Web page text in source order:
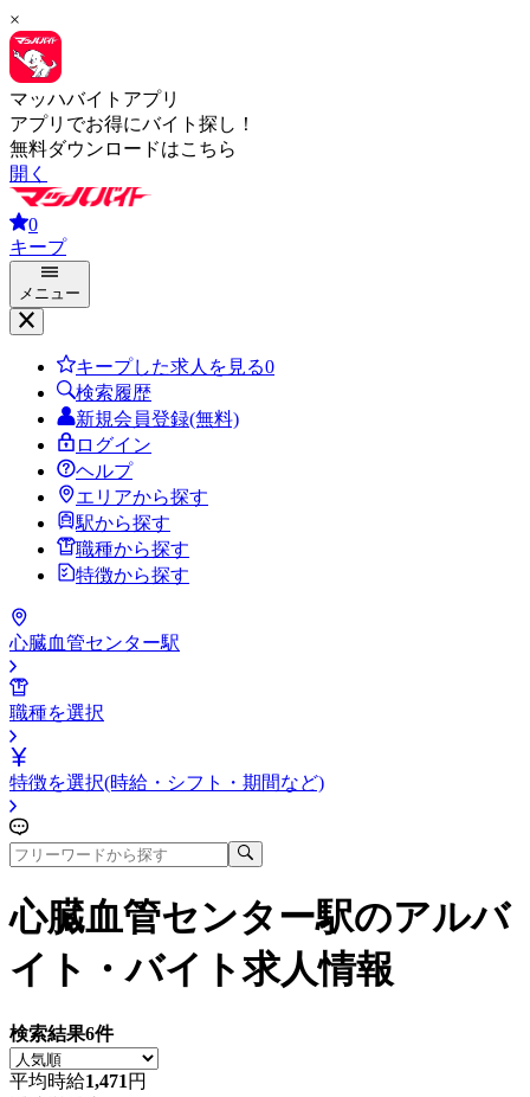
×
マッハバイトアプリ
アプリでお得にバイト探し！
無料ダウンロードはこちら
開く
0
キープ
メニュー
キープした求人を見る0
検索履歴
新規会員登録(無料)
ログイン
ヘルプ
エリアから探す
駅から探す
職種から探す
特徴から探す
心臓血管センター駅
職種を選択
特徴を選択(時給・シフト・期間など)
心臓血管センター駅のアルバ
イト・バイト求人情報
検索結果6件
平均時給1,471 円